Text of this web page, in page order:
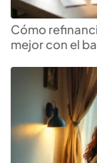
Cómo
mejor con el